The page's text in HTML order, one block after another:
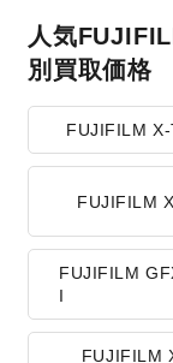
人気
別買取価格
FUJIFILM
FUJIFILM
FUJIFILM
I
FUJIFILM